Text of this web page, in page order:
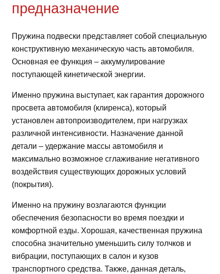
предназначение
Пружина подвески представляет собой специальную
конструктивную механическую часть автомобиля.
Основная ее функция – аккумулирование
поступающей кинетической энергии.
Именно пружина выступает, как гарантия дорожного
просвета автомобиля (клиренса), который
установлен автопроизводителем, при нагрузках
различной интенсивности. Назначение данной
детали – удержание массы автомобиля и
максимально возможное сглаживание негативного
воздействия существующих дорожных условий
(покрытия).
Именно на пружину возлагаются функции
обеспечения безопасности во время поездки и
комфортной езды. Хорошая, качественная пружина
способна значительно уменьшить силу толчков и
вибрации, поступающих в салон и кузов
транспортного средства. Также, данная деталь,